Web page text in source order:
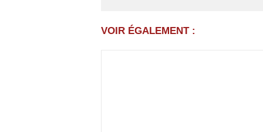
VOIR ÉGALEMENT :